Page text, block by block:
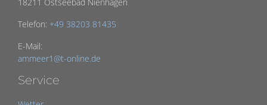
Telefon: +49 38203 81435
E-Mail:
ammeer1@t-online.de
Service